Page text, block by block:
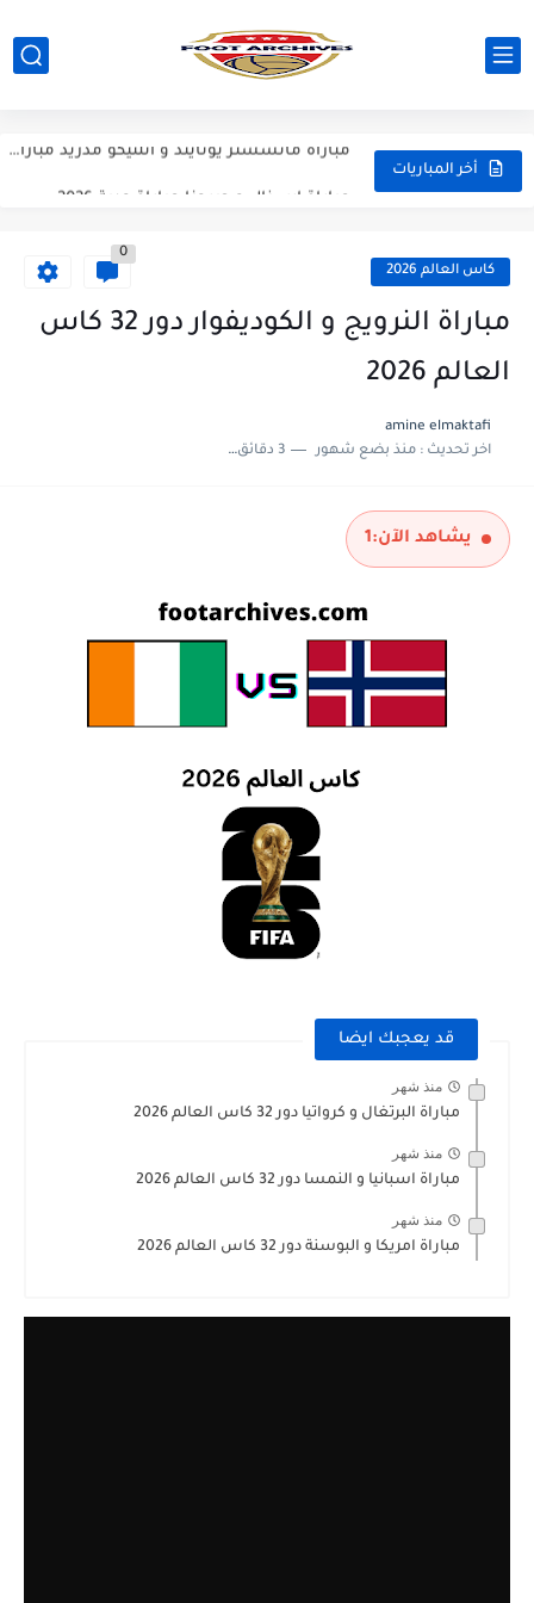
أخر المباريات
مباراة فرينكفاروز و ريال مدريد مباراة ودية 2026
مباراة برشلونة و بيرمنغهام مباراة ودية 2026
كاس العالم 2026
0
مباراة النرويج و الكوديفوار دور 32 كاس
العالم 2026
amine elmaktafi
اخر تحديث :منذ بضع شهور 3 دقائق للقراءة
يشاهد الآن:1
قد يعجبك ايضا
منذ شهر
مباراة البرتغال و كرواتيا دور 32 كاس العالم 2026
منذ شهر
مباراة اسبانيا و النمسا دور 32 كاس العالم 2026
منذ شهر
مباراة امريكا و البوسنة دور 32 كاس العالم 2026